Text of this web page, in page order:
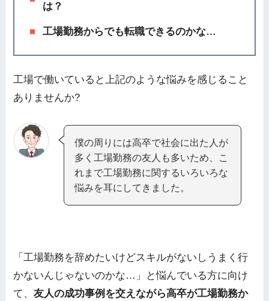
は？
工場勤務からでも転職できるのかな…
工場で働いていると上記のような悩みを感じること
ありませんか?
僕の周りには高卒で社会に出た人が
多く工場勤務の友人も多いため、こ
れまで工場勤務に関するいろいろな
悩みを耳にしてきました。
「工場勤務を辞めたいけどスキルがないしうまく行
かないんじゃないのかな…」と悩んでいる方に向け
て、友人の成功事例を交えながら高卒が工場勤務か